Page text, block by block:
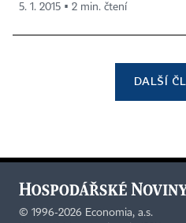
5. 1. 2015 ▪ 2 min. čtení
DALŠÍ
© 1996-2026 Economia, a.s.